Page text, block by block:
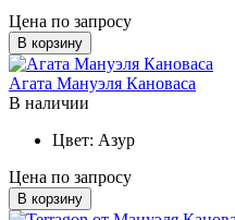
Цена по запросу
В корзину
Агата Мануэля Кановаса
В наличии
Цвет: Азур
Цена по запросу
В корзину